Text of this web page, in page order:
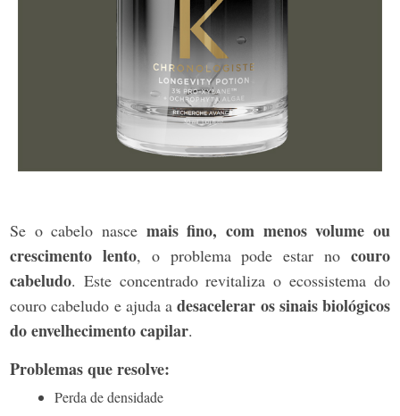
Se o cabelo nasce mais fino, com menos volume ou
crescimento lento, o problema pode estar nocouro
cabeludo. Este concentrado revitaliza o ecossistema do
couro cabeludo e ajuda adesacelerar os sinais biológicos
do envelhecimento capilar.
Problemas que resolve:
Perda de densidade